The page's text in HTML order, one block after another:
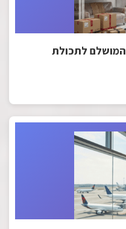
המושלם לתכולת